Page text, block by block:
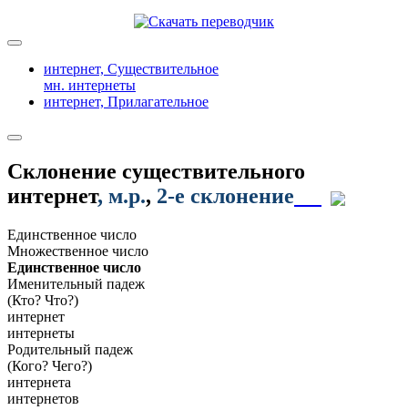
интернет, Существительное
мн. интернеты
интернет, Прилагательное
Склонение существительного
интернет, м.р., 2-е склонение
Единственное число
Множественное число
Единственное число
Именительный падеж
(Кто? Что?)
интернет
интернеты
Родительный падеж
(Кого? Чего?)
интернета
интернетов